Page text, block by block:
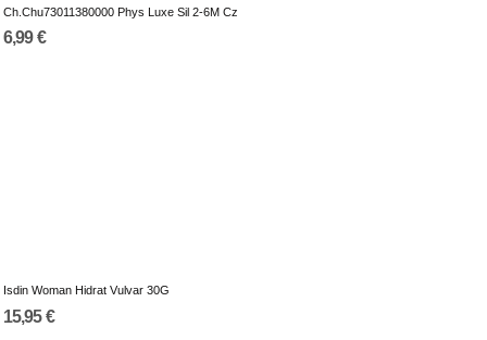
Ch.Chu73011380000 Phys Luxe Sil 2-6M Cz
6,99 €
Isdin Woman Hidrat Vulvar 30G
15,95 €